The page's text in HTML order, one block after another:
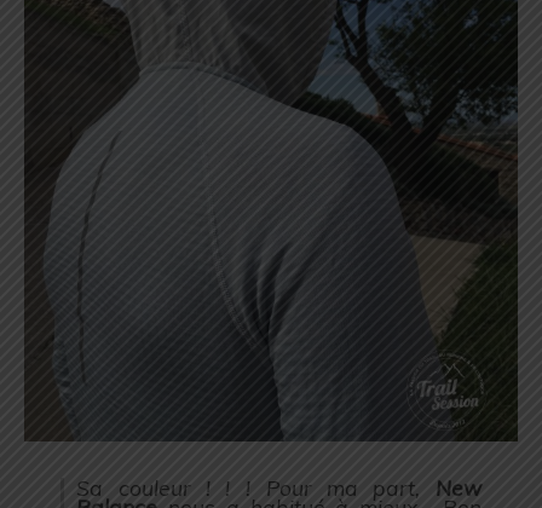
Sa couleur ! ! ! Pour ma part, New